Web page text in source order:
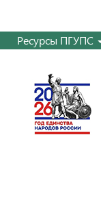
Ресурсы ПГУПС